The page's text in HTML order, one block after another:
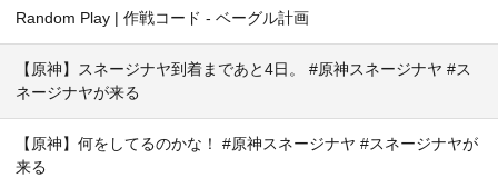
Random Play | 作戦コード - ベーグル計画
【原神】スネージナヤ到着まであと4日。 #原神スネージナヤ #ス
ネージナヤが来る
【原神】何をしてるのかな！ #原神スネージナヤ #スネージナヤが
来る